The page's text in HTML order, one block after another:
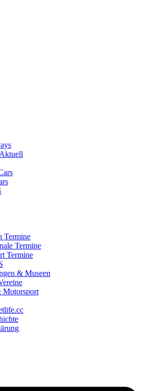
Termine
Termine
Termine
& Museen
Motorsport